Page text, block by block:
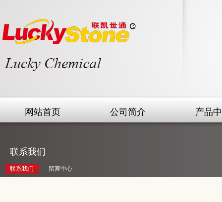
网站首页 公司简介 产品
联系我们
联系我们 留言中心